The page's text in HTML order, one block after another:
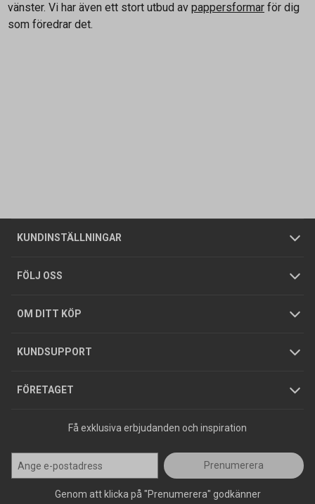
vänster. Vi har även ett stort utbud av pappersformar för dig
som föredrar det.
KUNDINSTÄLLNINGAR
Företagskund / Privatkund
FÖLJ OSS
OM DITT KÖP
Allmänna försäljningsvillkor
Integritetspolicy
GDPR
KUNDSUPPORT
Butiker
Foldrar och kataloger
Köpguider
Varumärken
FÖRETAGET
Om oss
Tjänster
Hållbarhet
Jobba hos oss
Press
Få exklusiva erbjudanden och inspiration
Prenumerera
Genom att klicka på "Prenumerera" godkänner